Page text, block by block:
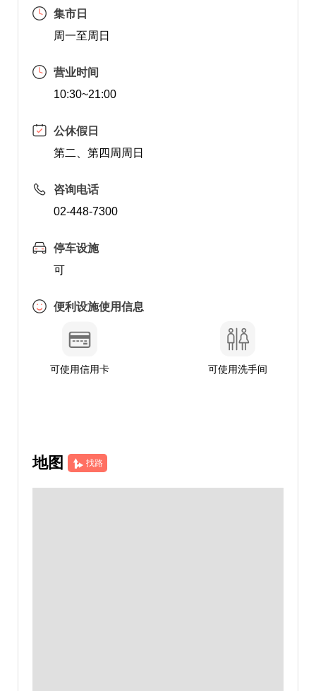
集市日
周一至周日
营业时间
10:30~21:00
公休假日
第二、第四周周日
咨询电话
02-448-7300
停车设施
可
便利设施使用信息
可使用信用卡 可使用洗手间
地图 找路